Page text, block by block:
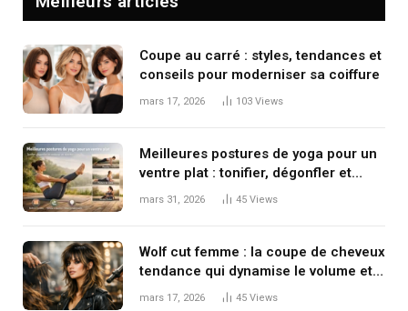
Coupe au carré : styles, tendances et
conseils pour moderniser sa coiffure
mars 17, 2026 103 Views
Meilleures postures de yoga pour un
ventre plat : tonifier, dégonfler et
renforcer en douceur
mars 31, 2026 45 Views
Wolf cut femme : la coupe de cheveux
tendance qui dynamise le volume et
le mouvement
mars 17, 2026 45 Views